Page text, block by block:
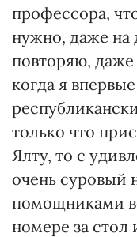
профессора,
нужно, даже на
повторяю,
когда я
только что
Ялту, то с
очень суровый
помощниками
номере за стол